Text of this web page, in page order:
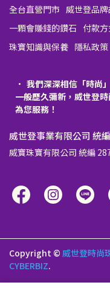
全台直營門市 威世登品牌
一顆會賺錢的鑽石 付款
珠寶知識與保養 隱私政策
我們深深相信「時尚
一般歷久彌新，威世登
為您服務！
威世登事業有限公司 統
威寶珠寶有限公司 統編
Copyright © 威世登時尚
CYBERBIZ.